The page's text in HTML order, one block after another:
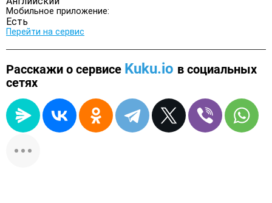
Мобильное приложение:
Есть
Перейти на сервис
Расскажи о сервисе Kuku.io в социальных
сетях